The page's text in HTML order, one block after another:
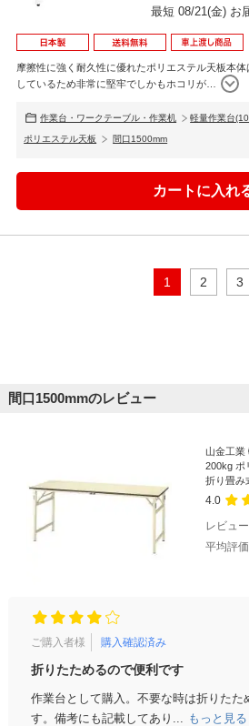
最短 08/21(金) お
摩擦性に強く耐久性に優れたポリエステル天板本
しているため非常に堅牢でしかもホコリが…
作業台・ワークテーブル・作業机 軽量作業台
ポリエステル天板 間口1500mm
1 2 3
間口1500mmのレビュー
山金工業
200kg ポ
折り畳み
さ740mm
4.0
レビュ
平均評価
ご購入者様
購入確認済み
折りたためるので便利です
作業台として購入。不要な時は折りたた
す。備考にも記載してあり...
もっと見る